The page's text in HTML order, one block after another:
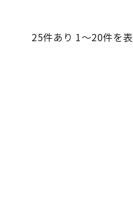
25件あり 1〜20件を